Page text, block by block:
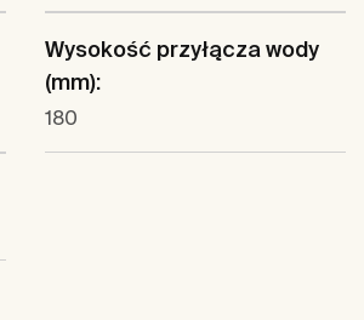
Wysokość przyłącza wody
(mm):
180